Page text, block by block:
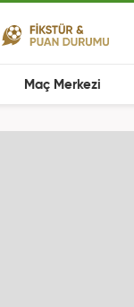
Maç Merkezi